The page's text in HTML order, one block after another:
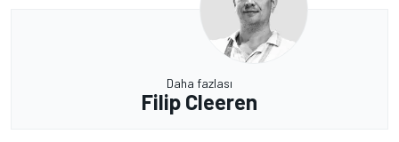
Daha fazlası
Filip Cleeren